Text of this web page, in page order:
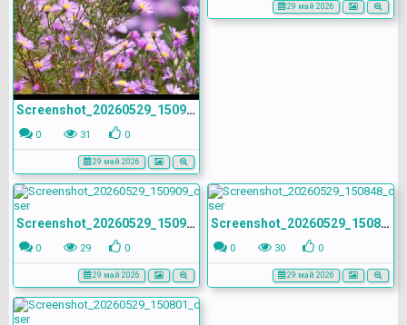
Screenshot_20260529_150922_com.yandex.browser
0 31 0
29 май 2026
29 май 2026
Screenshot_20260529_150909_com.yandex.browser
0 29 0
29 май 2026
Screenshot_20260529_150848_com.yandex.browser
0 30 0
29 май 2026